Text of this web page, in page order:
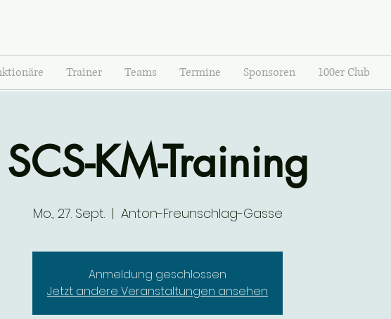
Trainer Teams Termine Sponsoren 100er Club
SCS-KM-Training
Mo., 27. Sept.
  |
Anton-Freunschlag-Gasse
Anmeldung geschlossen
Jetzt andere Veranstaltungen ansehen